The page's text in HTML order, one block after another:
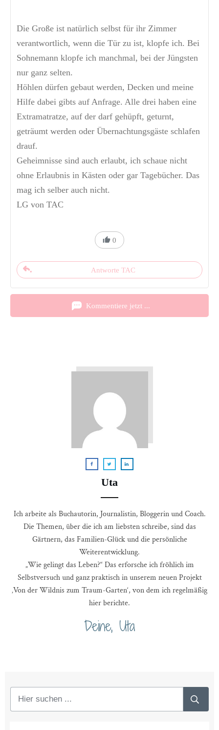
Die Große ist natürlich selbst für ihr Zimmer
verantwortlich, wenn die Tür zu ist, klopfe ich. Bei
Sohnemann klopfe ich manchmal, bei der Jüngsten
nur ganz selten.
Höhlen dürfen gebaut werden, Decken und meine
Hilfe dabei gibts auf Anfrage. Alle drei haben eine
Extramatratze, auf der darf gehüpft, geturnt,
geträumt werden oder Übernachtungsgäste schlafen
drauf.
Geheimnisse sind auch erlaubt, ich schaue nicht
ohne Erlaubnis in Kästen oder gar Tagebücher. Das
mag ich selber auch nicht.
LG von TAC
0
Antworte TAC
Kommentiere jetzt ...
Uta
Ich arbeite als Buchautorin, Journalistin, Bloggerin und Coach.
Die Themen, über die ich am liebsten schreibe, sind das
Gärtnern, das Familien-Glück und die persönliche
Weiterentwicklung.
„Wie gelingt das Leben?“ Das erforsche ich fröhlich im
Selbstversuch und ganz praktisch in unserem neuen Projekt
‚Von der Wildnis zum Traum-Garten‘, von dem ich regelmäßig
hier berichte.
Deine, Uta